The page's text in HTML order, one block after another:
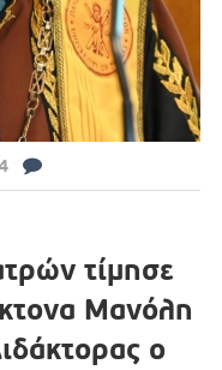
τίμησε
Μανόλη
ο